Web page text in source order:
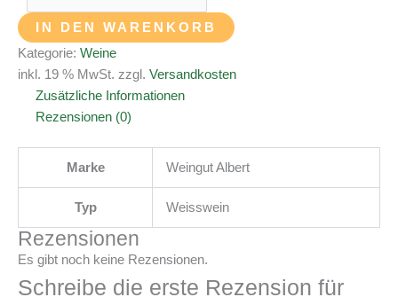
IN DEN WARENKORB
Kategorie: Weine
inkl. 19 % MwSt. zzgl. Versandkosten
Zusätzliche Informationen
Rezensionen (0)
Marke Weingut Albert
Typ Weisswein
Rezensionen
Es gibt noch keine Rezensionen.
Schreibe die erste Rezension für